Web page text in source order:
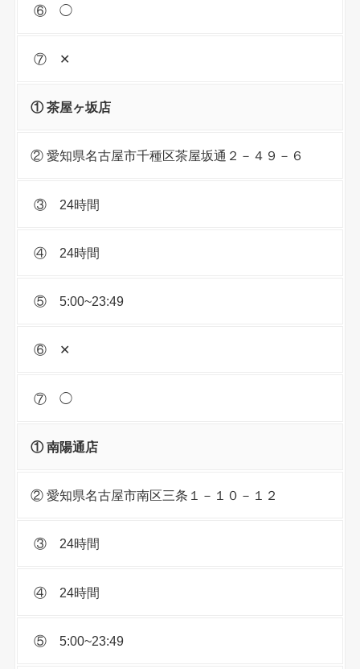
⑥ ◯
⑦ ✕
① 茶屋ヶ坂店
② 愛知県名古屋市千種区茶屋坂通２－４９－６
③ 24時間
④ 24時間
⑤ 5:00~23:49
⑥ ✕
⑦ ◯
① 南陽通店
② 愛知県名古屋市南区三条１－１０－１２
③ 24時間
④ 24時間
⑤ 5:00~23:49